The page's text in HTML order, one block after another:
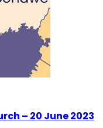
– 20 June 2023